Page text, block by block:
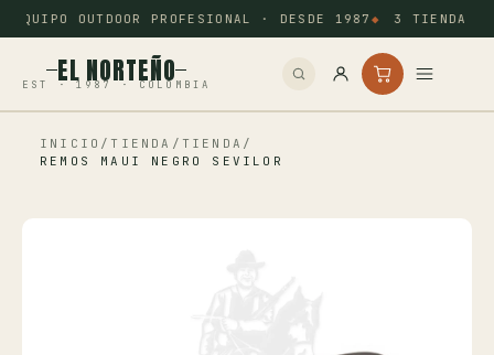
EQUIPO OUTDOOR PROFESIONAL · DESDE 1987 3 TIENDAS:
EL NORTEÑO
EST · 1987 · COLOMBIA
Inicio
INICIO / TIENDA / TIENDA /
REMOS MAUI NEGRO SEVILOR